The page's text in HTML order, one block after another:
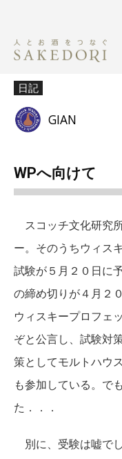
日記
GIAN
WPへ向けて
スコッチ文化研究
ー。そのうちウィス
試験が５月２０日に
の締め切りが４月２
ウィスキープロフェ
ぞと公言し、試験対
策としてモルトハウ
も参加している。で
た．．．
別に、受験は嘘で